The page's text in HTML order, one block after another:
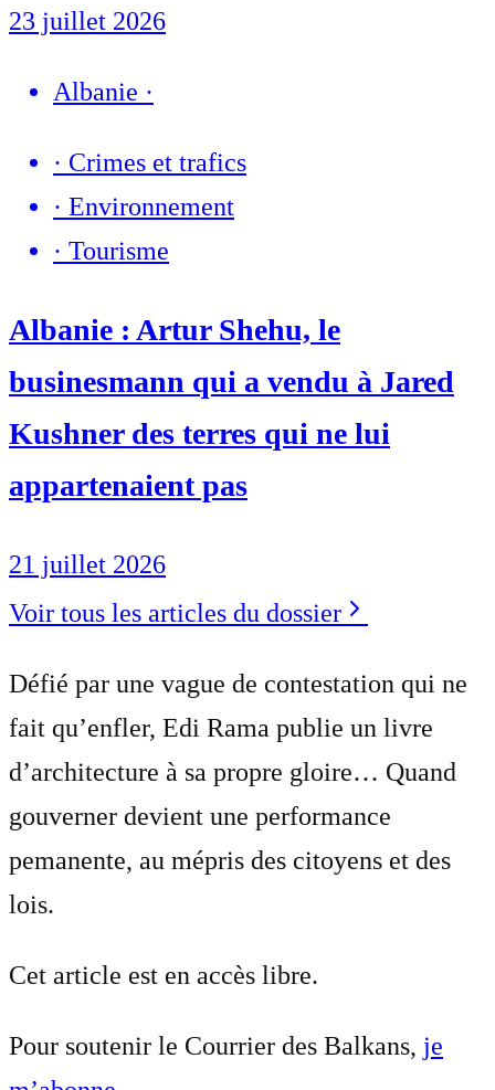
23 juillet 2026
Albanie ·
· Crimes et trafics
· Environnement
· Tourisme
Albanie : Artur Shehu, le
businesmann qui a vendu à Jared
Kushner des terres qui ne lui
appartenaient pas
21 juillet 2026
Voir tous les articles du dossier
Défié par une vague de contestation qui ne
fait qu’enfler, Edi Rama publie un livre
d’architecture à sa propre gloire… Quand
gouverner devient une performance
pemanente, au mépris des citoyens et des
lois.
Cet article est en accès libre.
Pour soutenir le Courrier des Balkans, je